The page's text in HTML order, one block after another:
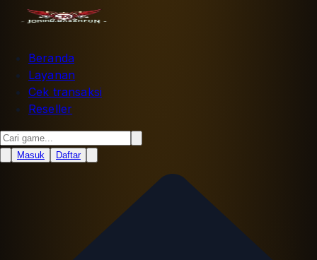
Beranda
Layanan
Cek transaksi
Reseller
Masuk Daftar